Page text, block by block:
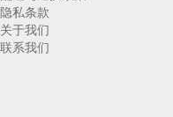
隐私条款
关于我们
联系我们